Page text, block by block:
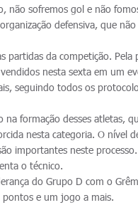
não sofremos gol e não
defensiva, que
partidas da competição. Pela
nesta sexta em um
seguindo todos os
formação desses atletas,
nesta categoria. O nível
importantes neste
o técnico.
do Grupo D com o
e um jogo a mais.